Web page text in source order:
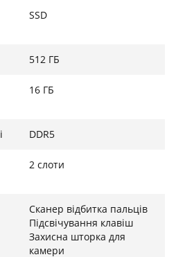
Delivery та DisplayPort,
та гігабітний порт RJ-45.
SSD
512 ГБ
16 ГБ
DDR5
2 слоти
Сканер відбитка пальців
Підсвічування клавіш
Захисна шторка для
камери